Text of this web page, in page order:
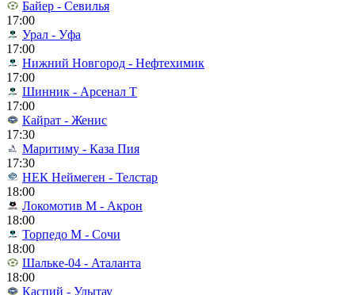
Байер - Севилья
17:00
Урал - Уфа
17:00
Нижний Новгород - Нефтехимик
17:00
Шинник - Арсенал Т
17:00
Кайрат - Женис
17:30
Маритиму - Каза Пия
17:30
НЕК Неймеген - Телстар
18:00
Локомотив М - Акрон
18:00
Торпедо М - Сочи
18:00
Шальке-04 - Аталанта
18:00
Каспий - Улытау